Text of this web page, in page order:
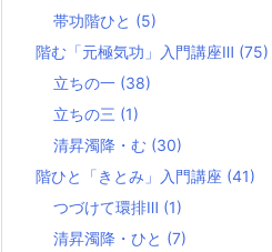
帯功階ひと (5)
階む「元極気功」入門講座Ⅲ (75)
立ちの一 (38)
立ちの三 (1)
清昇濁降・む (30)
階ひと「きとみ」入門講座 (41)
つづけて環排Ⅲ (1)
清昇濁降・ひと (7)